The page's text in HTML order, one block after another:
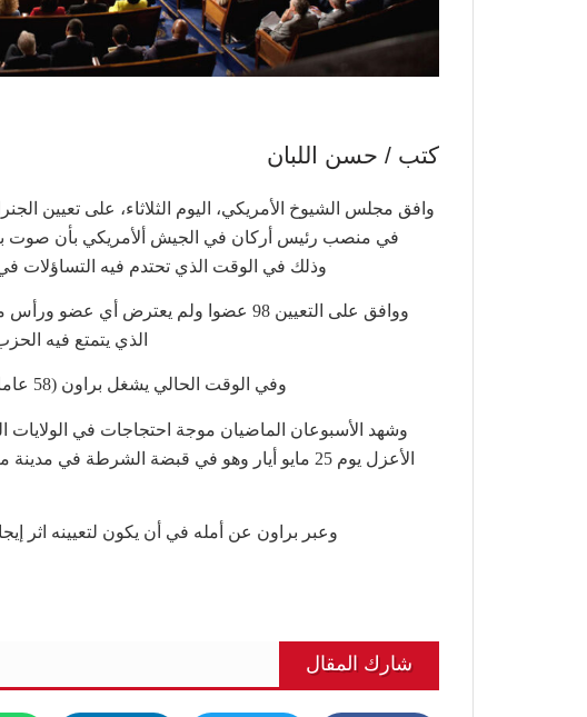
كتب / حسن اللبان
وافق مجلس الشيوخ الأمريكي، اليوم الثلاثاء، على تعيين
في منصب رئيس أركان في الجيش ألأمريكي بأن صوت
وذلك في الوقت الذي تحتدم فيه التساؤلات
ووافق على التعيين 98 عضوا ولم يعترض
الذي يتمتع فيه
وفي الوقت الحالي يشغل براون (58 عاما) منصب قائد القوات الجوية في المحيط الهادي.
وشهد الأسبوعان الماضيان موجة احتجاجات في
الأعزل يوم 25 مايو أيار وهو في قبضة الشرطة
وعبر براون عن أمله في أن يكون لتعيينه اثر
شارك المقال